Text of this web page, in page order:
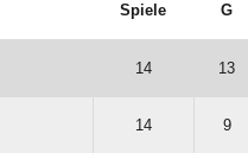
Spiele G
14 13
14 9